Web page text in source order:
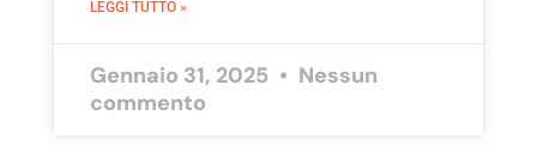
LEGGI TUTTO »
Gennaio 31, 2025
Nessun
commento